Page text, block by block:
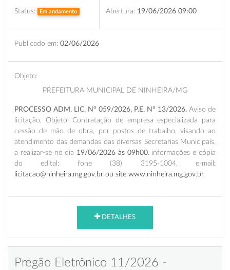
Status: Em andamento Abertura: 19/06/2026 09:00
Publicado em: 02/06/2026
Objeto:
PREFEITURA MUNICIPAL DE NINHEIRA/MG
PROCESSO ADM. LIC. N° 059/2026, P.E. N° 13/2026. Aviso de
licitação, Objeto: Contratação de empresa especializada para
cessão de mão de obra, por postos de trabalho, visando ao
atendimento das demandas das diversas Secretarias Municipais,
a realizar-se no dia 19/06/2026 às 09h00. informações e cópia
do edital: fone (38) 3195-1004, e-mail :
licitacao@ninheira.mg.gov.br ou site www.ninheira.mg.gov.br.
DETALHES
Pregão Eletrônico 11/2026 -